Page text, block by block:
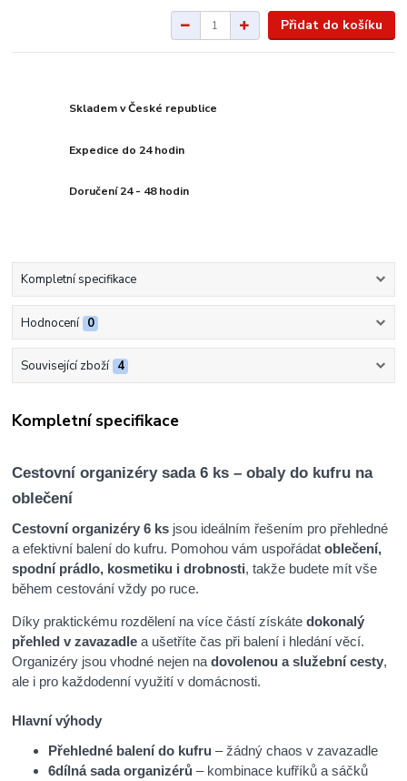
Přidat do košíku
Skladem v České republice
Expedice do 24 hodin
Doručení 24 - 48 hodin
Kompletní specifikace
Hodnocení 0
Související zboží 4
Kompletní specifikace
Cestovní organizéry sada 6 ks – obaly do kufru na
oblečení
Cestovní organizéry 6 ks jsou ideálním řešením pro přehledné
a efektivní balení do kufru. Pomohou vám uspořádatoblečení,
spodní prádlo, kosmetiku i drobnosti, takže budete mít vše
během cestování vždy po ruce.
Díky praktickému rozdělení na více částí získátedokonalý
přehled v zavazadle a ušetříte čas při balení i hledání věcí.
Organizéry jsou vhodné nejen nadovolenou a služební cesty,
ale i pro každodenní využití v domácnosti.
Hlavní výhody
Přehledné balení do kufru – žádný chaos v zavazadle
6dílná sada organizérů – kombinace kufříků a sáčků